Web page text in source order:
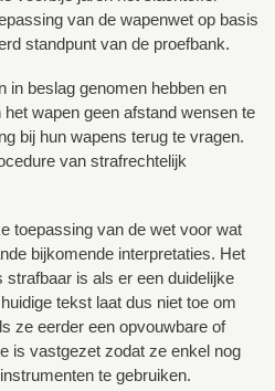
van de wapenwet op basis
standpunt van de proefbank.
in beslag genomen hebben en
wapen geen afstand wensen te
bij hun wapens terug te vragen.
van strafrechtelijk
toepassing van de wet voor wat
bijkomende interpretaties. Het
is als er een duidelijke
tekst laat dus niet toe om
ze eerder een opvouwbare of
is vastgezet zodat ze enkel nog
te gebruiken.